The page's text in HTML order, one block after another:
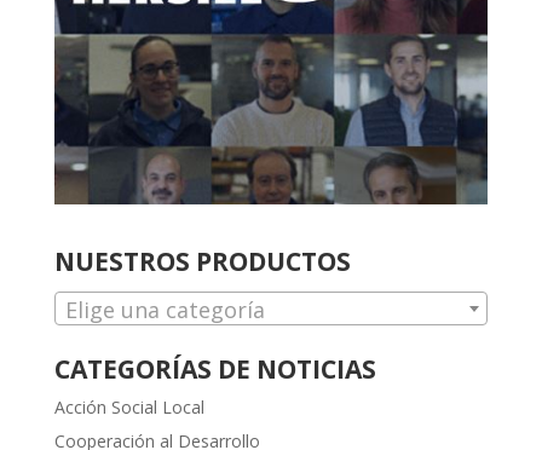
NUESTROS PRODUCTOS
Elige una categoría
CATEGORÍAS DE NOTICIAS
Acción Social Local
Cooperación al Desarrollo